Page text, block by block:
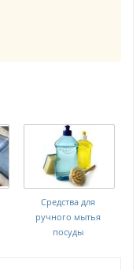
Средства для
ручного мытья
посуды